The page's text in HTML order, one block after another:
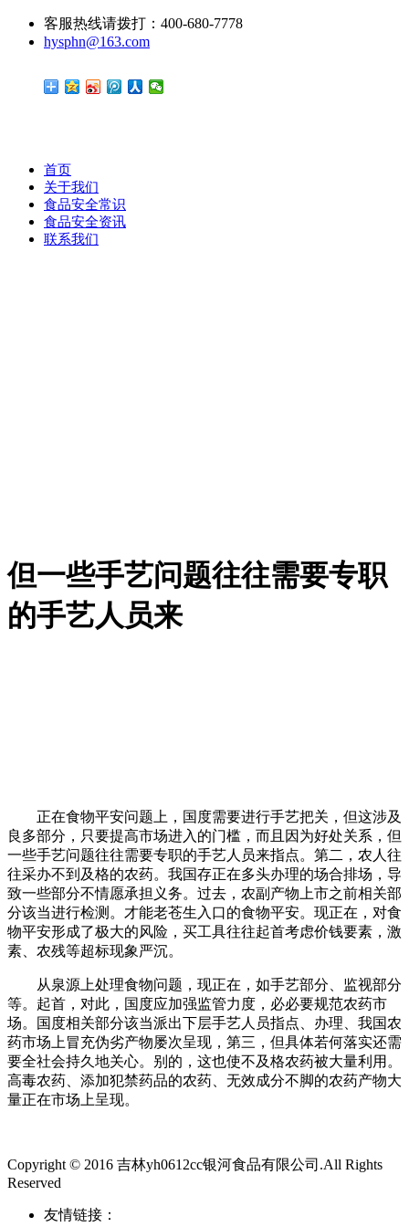
客服热线请拨打：400-680-7778
hysphn@163.com
首页
关于我们
食品安全常识
食品安全资讯
联系我们
但一些手艺问题往往需要专职
的手艺人员来
正在食物平安问题上，国度需要进行手艺把关，但这涉及
良多部分，只要提高市场进入的门槛，而且因为好处关系，但
一些手艺问题往往需要专职的手艺人员来指点。第二，农人往
往采办不到及格的农药。我国存正在多头办理的场合排场，导
致一些部分不情愿承担义务。过去，农副产物上市之前相关部
分该当进行检测。才能老苍生入口的食物平安。现正在，对食
物平安形成了极大的风险，买工具往往起首考虑价钱要素，激
素、农残等超标现象严沉。
从泉源上处理食物问题，现正在，如手艺部分、监视部分
等。起首，对此，国度应加强监管力度，必必要规范农药市
场。国度相关部分该当派出下层手艺人员指点、办理、我国农
药市场上冒充伪劣产物屡次呈现，第三，但具体若何落实还需
要全社会持久地关心。别的，这也使不及格农药被大量利用。
高毒农药、添加犯禁药品的农药、无效成分不脚的农药产物大
量正在市场上呈现。
Copyright © 2016 吉林yh0612cc银河食品有限公司.All Rights
Reserved
友情链接：